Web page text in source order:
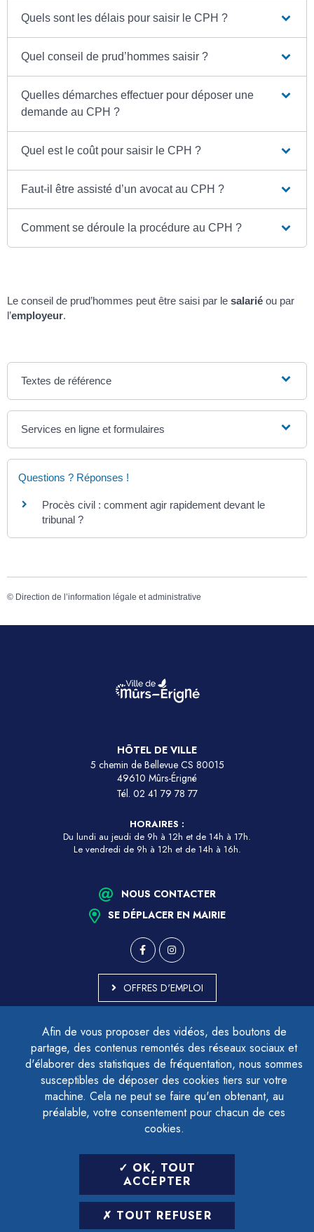
Afin de vous proposer des vidéos, des boutons de
partage, des contenus remontés des réseaux sociaux et
d'élaborer des statistiques de fréquentation, nous sommes
susceptibles de déposer des cookies tiers sur votre
machine. Cela ne peut se faire qu'en obtenant, au
préalable, votre consentement pour chacun de ces
cookies.
OK, TOUT
ACCEPTER
TOUT REFUSER
Quels sont les délais pour saisir le CPH ?
Quel conseil de prud’hommes saisir ?
Quelles démarches effectuer pour déposer une
demande au CPH ?
Quel est le coût pour saisir le CPH ?
Faut-il être assisté d’un avocat au CPH ?
Comment se déroule la procédure au CPH ?
Le conseil de prud’hommes peut être saisi par le salarié ou par
l’employeur.
Textes de référence
Services en ligne et formulaires
Questions ? Réponses !
Procès civil : comment agir rapidement devant le
tribunal ?
© Direction de l’information légale et administrative
HÔTEL DE VILLE
5 chemin de Bellevue CS 80015
49610 Mûrs-Érigné
Tél. 02 41 79 78 77
HORAIRES :
Du lundi au jeudi de 9h à 12h et de 14h à 17h.
Le vendredi de 9h à 12h et de 14h à 16h.
NOUS CONTACTER
SE DÉPLACER EN MAIRIE
OFFRES D'EMPLOI
ACCESSIBILITÉ - PARTIELLEMENT CONFORME
PLAN DU SITE
MENTIONS LÉGALES
CONTACTER LE DÉLÉGUÉ À LA PROTECTION DES DONNÉES
GESTION DES COOKIES
LETTRE D'INFORMATION
SAISIR VOTRE ADRESSE E-MAIL
POUR VOUS INSCRIRE :